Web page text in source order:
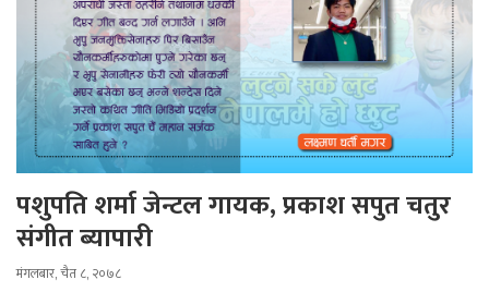
पशुपति शर्मा जेन्टल गायक, प्रकाश सपुत चतुर
संगीत ब्यापारी
मंगलबार, चैत ८, २०७८